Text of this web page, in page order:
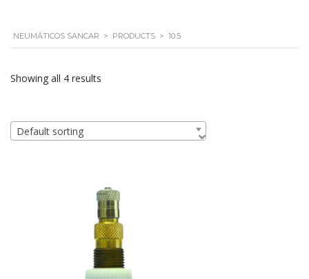
NEUMÁTICOS SANCAR > PRODUCTS > 10.5
Showing all 4 results
Default sorting